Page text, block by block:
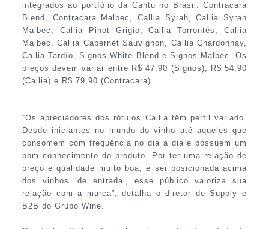
integrados ao portfólio da Cantu no Brasil: Contracara
Blend, Contracara Malbec, Callia Syrah, Callia Syrah
Malbec, Callia Pinot Grigio, Callia Torrontés, Callia
Malbec, Callia Cabernet Sauvignon, Callia Chardonnay,
Callia Tardío, Signos White Blend e Signos Malbec. Os
preços devem variar entre R$ 47,90 (Signos), R$ 54,90
(Callia) e R$ 79,90 (Contracara).
“Os apreciadores dos rótulos Callia têm perfil variado.
Desde iniciantes no mundo do vinho até aqueles que
consomem com frequência no dia a dia e possuem um
bom conhecimento do produto. Por ter uma relação de
preço e qualidade muito boa, e ser posicionada acima
dos vinhos ‘de entrada’, esse público valoriza sua
relação com a marca”, detalha o diretor de Supply e
B2B do Grupo Wine.